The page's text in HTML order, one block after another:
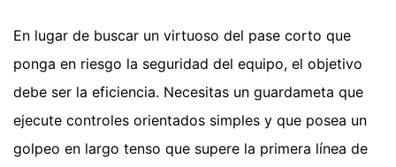
En lugar de buscar un virtuoso del pase corto que
ponga en riesgo la seguridad del equipo, el objetivo
debe ser la eficiencia. Necesitas un guardameta que
ejecute controles orientados simples y que posea un
golpeo en largo tenso que supere la primera línea de